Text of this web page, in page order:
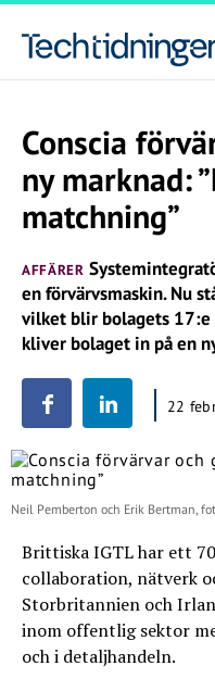
Conscia
ny marknad:
matchning”
AFFÄRER
en förvärvsmaskin. Nu
vilket blir bolagets 17:e
kliver bolaget in på en
22
Neil Pemberton och Erik Bertman,
Brittiska IGTL har ett
collaboration, nätverk
Storbritannien och
inom offentlig sektor
och i detaljhandeln.